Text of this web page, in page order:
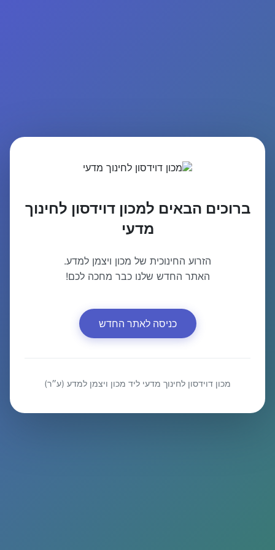
ברוכים הבאים למכון דוידסון לחינוך
מדעי
הזרוע החינוכית של מכון ויצמן למדע.
האתר החדש שלנו כבר מחכה לכם!
כניסה לאתר החדש
מכון דוידסון לחינוך מדעי ליד מכון ויצמן למדע (ע״ר)